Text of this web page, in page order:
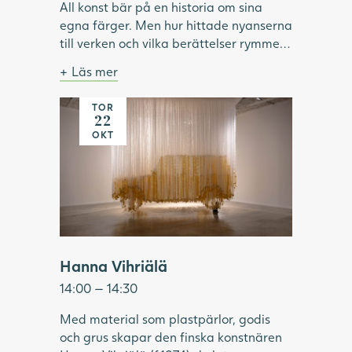
All konst bär på en historia om sina
egna färger. Men hur hittade nyanserna
till verken och vilka berättelser rymmer
målningar och skulpturer med färger
som väckt begär, burit hemligheter och
förändrat hur världen både målats och
betraktats.
Ingår i entrébiljetten. Samling i foajén.
Bild: Carl Kylberg, Hemkomsten, 1938,
Göteborgs konstmuseum.
Läs mer
Många hängande band skapar bilden av en
gul bil
TOR
22
OKT
Hanna Vihriälä
14:00 — 14:30
Med material som plastpärlor, godis
och grus skapar den finska konstnären